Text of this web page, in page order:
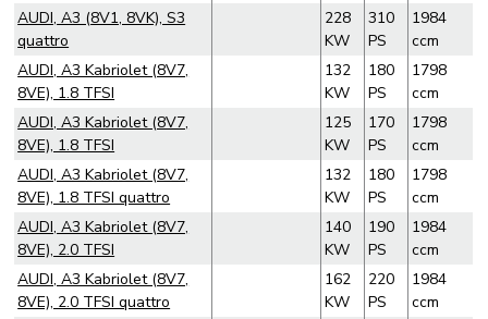
AUDI, A3 (8V1, 8VK), S3
quattro
228
KW
310
PS
1984
ccm
AUDI, A3 Kabriolet (8V7,
8VE), 1.8 TFSI
132
KW
180
PS
1798
ccm
AUDI, A3 Kabriolet (8V7,
8VE), 1.8 TFSI
125
KW
170
PS
1798
ccm
AUDI, A3 Kabriolet (8V7,
8VE), 1.8 TFSI quattro
132
KW
180
PS
1798
ccm
AUDI, A3 Kabriolet (8V7,
8VE), 2.0 TFSI
140
KW
190
PS
1984
ccm
AUDI, A3 Kabriolet (8V7,
8VE), 2.0 TFSI quattro
162
KW
220
PS
1984
ccm